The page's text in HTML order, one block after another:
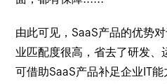
由此可见，SaaS产品的优势
业匹配度很高，省去了研发、
可借助SaaS产品补足企业IT